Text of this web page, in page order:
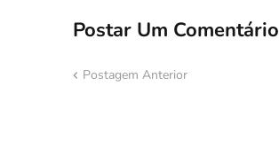
Postar Um Comentário
Postagem Anterior